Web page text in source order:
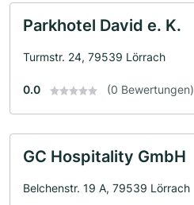
Parkhotel David e. K.
Turmstr. 24, 79539 Lörrach
0.0 (0 Bewertungen)
GC Hospitality GmbH
Belchenstr. 19 A, 79539 Lörrach